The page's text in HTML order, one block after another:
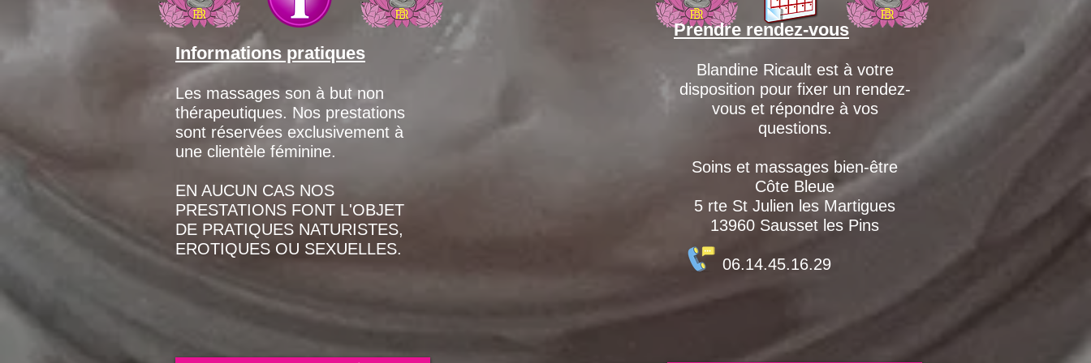
Informations pratiques
Les massages son à but non
thérapeutiques. Nos prestations
sont réservées exclusivement à
une clientèle féminine.
EN AUCUN CAS NOS
PRESTATIONS FONT L'OBJET
DE PRATIQUES NATURISTES,
EROTIQUES OU SEXUELLES.
Prendre rendez-vous
Blandine Ricault est à votre
disposition pour fixer un rendez-
vous et répondre à vos
questions.
Soins et massages bien-être
Côte Bleue
5 rte St Julien les Martigues
13960 Sausset les Pins
06.14.45.16.29